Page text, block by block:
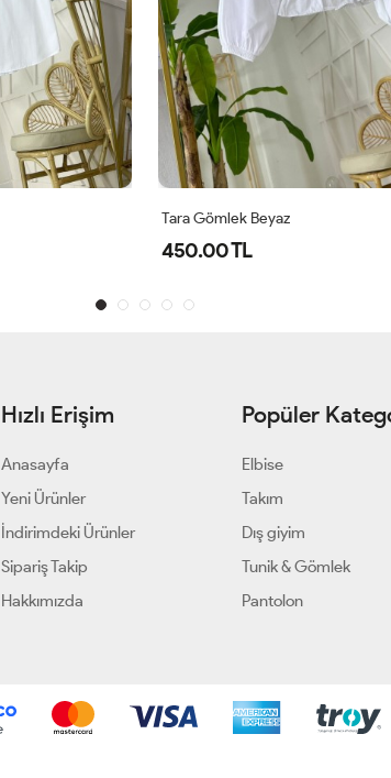
Maya Gömlek Beyaz
480.00 TL
Hızlı Erişim
Anasayfa
Yeni Ürünler
İndirimdeki Ürünler
Sipariş Takip
Hakkımızda
Popüler
Elbise
Takım
Dış giyim
Tunik & Gömlek
Pantolon